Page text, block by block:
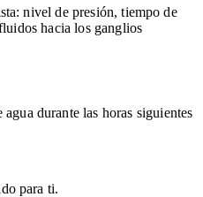
nivel de presión, tiempo de
hacia los ganglios
durante las horas siguientes
para ti.